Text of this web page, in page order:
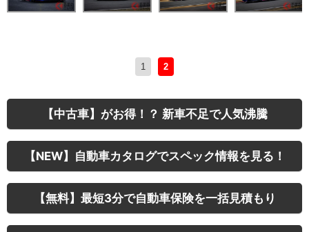
1 2
【中古車】がお得！？ 新車不足で人気沸騰
【NEW】自動車カタログでスペック情報を見る！
【無料】最短3分で自動車保険を一括見積もり